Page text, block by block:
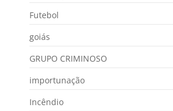
Futebol
goiás
GRUPO CRIMINOSO
importunação
Incêndio